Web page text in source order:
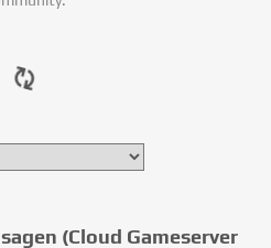
(Cloud Gameserver